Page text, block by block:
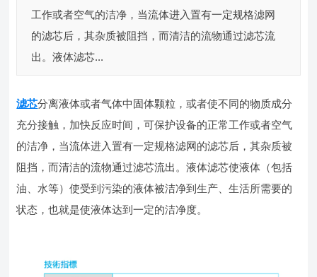
工作或者空气的洁净，当流体进入置有一定规格滤网
的滤芯后，其杂质被阻挡，而清洁的流物通过滤芯流
出。液体滤芯...
滤芯分离液体或者气体中固体颗粒，或者使不同的物质成分
充分接触，加快反应时间，可保护设备的正常工作或者空气
的洁净，当流体进入置有一定规格滤网的滤芯后，其杂质被
阻挡，而清洁的流物通过滤芯流出。液体滤芯使液体（包括
油、水等）使受到污染的液体被洁净到生产、生活所需要的
状态，也就是使液体达到一定的洁净度。